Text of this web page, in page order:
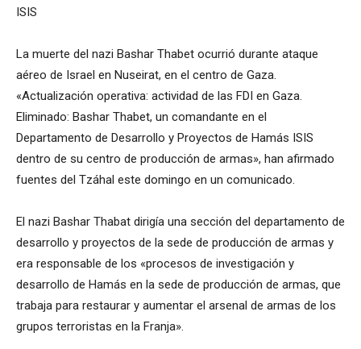
ISIS
La muerte del nazi Bashar Thabet ocurrió durante ataque
aéreo de Israel en Nuseirat, en el centro de Gaza.
«Actualización operativa: actividad de las FDI en Gaza.
Eliminado: Bashar Thabet, un comandante en el
Departamento de Desarrollo y Proyectos de Hamás ISIS
dentro de su centro de producción de armas», han afirmado
fuentes del Tzáhal este domingo en un comunicado.
El nazi Bashar Thabat dirigía una sección del departamento de
desarrollo y proyectos de la sede de producción de armas y
era responsable de los «procesos de investigación y
desarrollo de Hamás en la sede de producción de armas, que
trabaja para restaurar y aumentar el arsenal de armas de los
grupos terroristas en la Franja».